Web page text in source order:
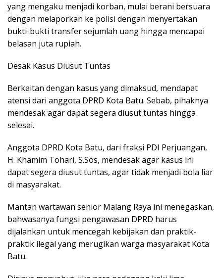
yang mengaku menjadi korban, mulai berani bersuara
dengan melaporkan ke polisi dengan menyertakan
bukti-bukti transfer sejumlah uang hingga mencapai
belasan juta rupiah.
Desak Kasus Diusut Tuntas
Berkaitan dengan kasus yang dimaksud, mendapat
atensi dari anggota DPRD Kota Batu. Sebab, pihaknya
mendesak agar dapat segera diusut tuntas hingga
selesai.
Anggota DPRD Kota Batu, dari fraksi PDI Perjuangan,
H. Khamim Tohari, S.Sos, mendesak agar kasus ini
dapat segera diusut tuntas, agar tidak menjadi bola liar
di masyarakat.
Mantan wartawan senior Malang Raya ini menegaskan,
bahwasanya fungsi pengawasan DPRD harus
dijalankan untuk mencegah kebijakan dan praktik-
praktik ilegal yang merugikan warga masyarakat Kota
Batu.